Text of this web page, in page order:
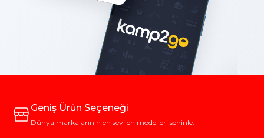
Geniş Ürün Seçeneği
Dünya markalarının en sevilen modelleri seninle.